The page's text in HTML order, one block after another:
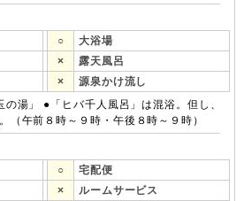
○
大浴場
×
露天風呂
×
源泉かけ流し
湯」 ●「ヒバ千人風呂」は混浴。但し、
（午前８時～９時・午後８時～９時）
○
宅配便
× ルームサービス